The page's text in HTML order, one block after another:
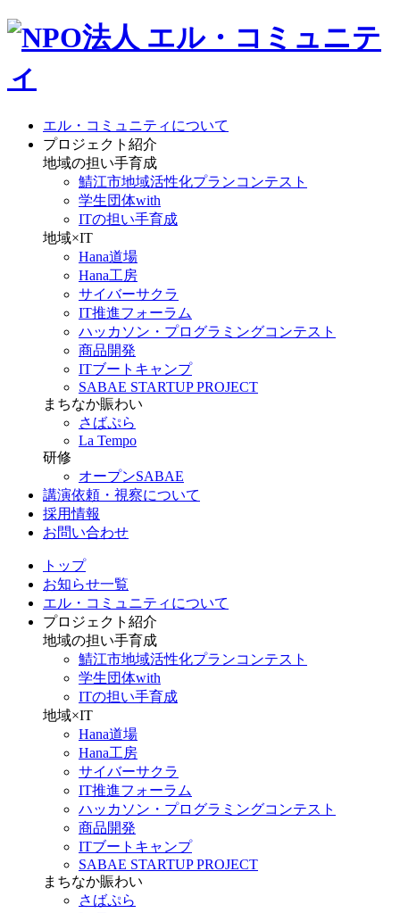
エル・コミュニティについて
プロジェクト紹介
地域の担い手育成
鯖江市地域活性化プランコンテスト
学生団体with
ITの担い手育成
地域×IT
Hana道場
Hana工房
サイバーサクラ
IT推進フォーラム
ハッカソン・プログラミングコンテスト
商品開発
ITブートキャンプ
SABAE STARTUP PROJECT
まちなか賑わい
さばぷら
La Tempo
研修
オープンSABAE
講演依頼・視察について
採用情報
お問い合わせ
トップ
お知らせ一覧
エル・コミュニティについて
プロジェクト紹介
地域の担い手育成
鯖江市地域活性化プランコンテスト
学生団体with
ITの担い手育成
地域×IT
Hana道場
Hana工房
サイバーサクラ
IT推進フォーラム
ハッカソン・プログラミングコンテスト
商品開発
ITブートキャンプ
SABAE STARTUP PROJECT
まちなか賑わい
さばぷら